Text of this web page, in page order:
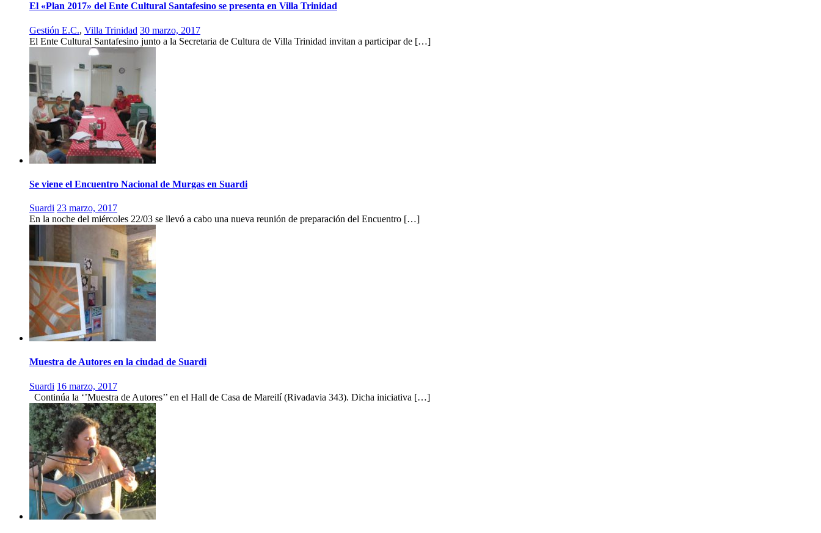
El «Plan 2017» del Ente Cultural Santafesino se presenta en Villa Trinidad
Gestión E.C., Villa Trinidad 30 marzo, 2017
El Ente Cultural Santafesino junto a la Secretaria de Cultura de Villa Trinidad invitan a participar de […]
Se viene el Encuentro Nacional de Murgas en Suardi
Suardi 23 marzo, 2017
En la noche del miércoles 22/03 se llevó a cabo una nueva reunión de preparación del Encuentro […]
Muestra de Autores en la ciudad de Suardi
Suardi 16 marzo, 2017
Continúa la ‘’Muestra de Autores’’ en el Hall de Casa de Mareilí (Rivadavia 343). Dicha iniciativa […]